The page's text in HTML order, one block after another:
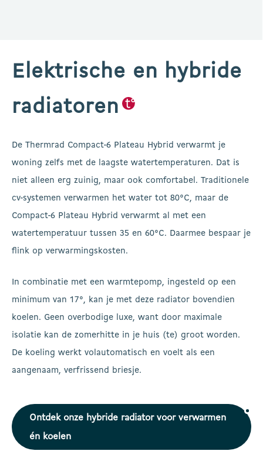
Elektrische en hybride
radiatoren
De Thermrad Compact-6 Plateau Hybrid verwarmt je
woning zelfs met de laagste watertemperaturen. Dat is
niet alleen erg zuinig, maar ook comfortabel. Traditionele
cv-systemen verwarmen het water tot 80°C, maar de
Compact-6 Plateau Hybrid verwarmt al met een
watertemperatuur tussen 35 en 60°C. Daarmee bespaar je
flink op verwarmingskosten.
In combinatie met een warmtepomp, ingesteld op een
minimum van 17°, kan je met deze radiator bovendien
koelen. Geen overbodige luxe, want door maximale
isolatie kan de zomerhitte in je huis (te) groot worden.
De koeling werkt volautomatisch en voelt als een
aangenaam, verfrissend briesje.
Ontdek onze hybride radiator voor verwarmen
én koelen